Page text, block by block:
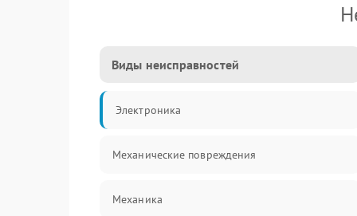
Виды неисправностей
Электроника
Механические повреждения
Механика